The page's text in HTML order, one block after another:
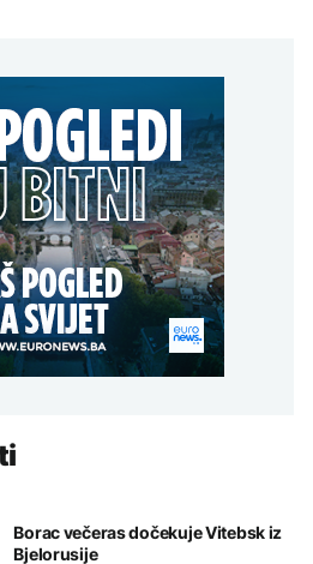
Borac večeras dočekuje Vitebsk iz
Bjelorusije